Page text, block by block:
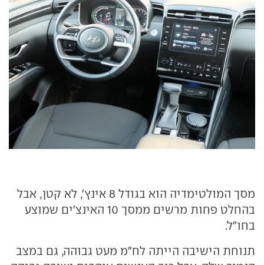
מסך המולטימדיה הוא בגודל 8 אינץ', לא קטן, אבל
בהחלט פחות מרשים ממסך 10 האינצ'ים שמוצע
בחו"ל.
תנוחת הישיבה הייתה לח"מ מעט גבוהה, גם במצב